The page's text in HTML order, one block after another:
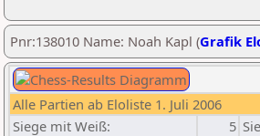
Pnr:138010 Name: Noah Kapl (Grafik
Alle Partien ab Eloliste 1. Juli 2006
Siege mit Weiß:
5